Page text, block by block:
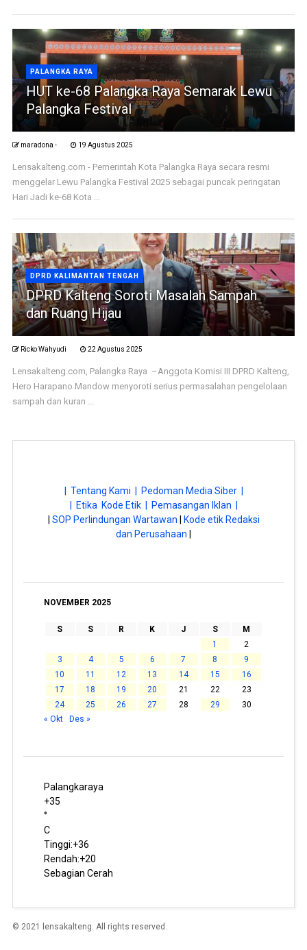
PALANGKA RAYA
HUT ke-68 Palangka Raya Semarak Lewu
Palangka Festival
maradona - 19 Agustus 2025
Lensakalteng.com - Pemerintah Kota Palangka Raya secara resmi
menggelar Lewu Palangka Festival 2025 sebagai puncak peringatan
Hari Jadi ke-68 Kota ...
DPRD KALIMANTAN TENGAH
DPRD Kalteng Soroti Masalah Sampah
dan Ruang Hijau
Ricko Wahyudi 22 Agustus 2025
Lensakalteng.com, Palangka Raya –Anggota Komisi III DPRD Kalteng,
Hero Harapano Mandow menyoroti serius permasalahan pengelolaan
sampah dan kuran ...
| Tentang Kami |
Pedoman Media Siber |
| Etika Kode Etik |
Pemasangan Iklan |
SOP Perlindungan Wartawan
Kode etik Redaksi
dan Perusahaan
NOVEMBER 2025
S S R K J S
M
1
2
3
4 5 6 7 8
9
10
11 12 13 14 15
16
17
18 19 20 21 22
23
24
25 26 27 28 29
30
« Okt
Des »
Palangkaraya
+35
°
C
Tinggi:+36
Rendah:+20
Sebagian Cerah
© 2021 lensakalteng. All rights reserved.